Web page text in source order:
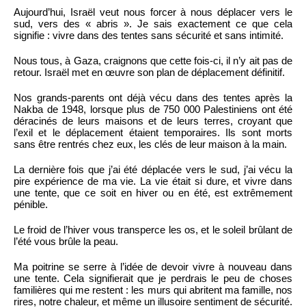
Aujourd’hui, Israël veut nous forcer à nous déplacer vers le
sud, vers des « abris ». Je sais exactement ce que cela
signifie : vivre dans des tentes sans sécurité et sans intimité.
Nous tous, à Gaza, craignons que cette fois-ci, il n’y ait pas de
retour. Israël met en œuvre son plan de déplacement définitif.
Nos grands-parents ont déjà vécu dans des tentes après la
Nakba de 1948, lorsque plus de 750 000 Palestiniens ont été
déracinés de leurs maisons et de leurs terres, croyant que
l’exil et le déplacement étaient temporaires. Ils sont morts
sans être rentrés chez eux, les clés de leur maison à la main.
La dernière fois que j’ai été déplacée vers le sud, j’ai vécu la
pire expérience de ma vie. La vie était si dure, et vivre dans
une tente, que ce soit en hiver ou en été, est extrêmement
pénible.
Le froid de l’hiver vous transperce les os, et le soleil brûlant de
l’été vous brûle la peau.
Ma poitrine se serre à l’idée de devoir vivre à nouveau dans
une tente. Cela signifierait que je perdrais le peu de choses
familières qui me restent : les murs qui abritent ma famille, nos
rires, notre chaleur, et même un illusoire sentiment de sécurité.